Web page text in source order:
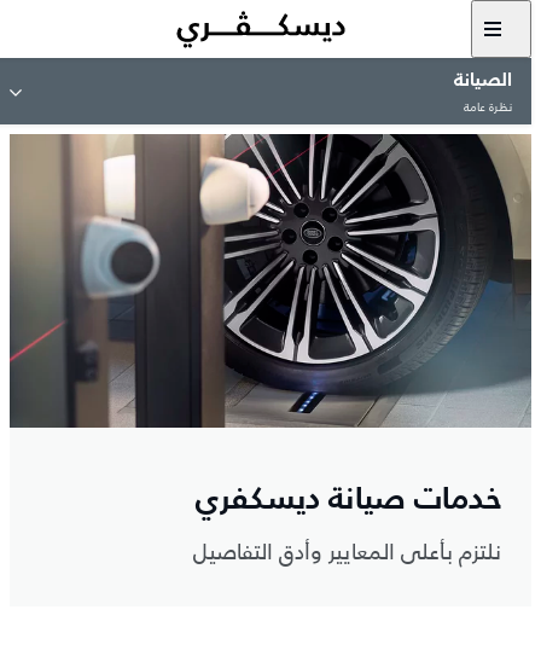
الصيانة
نظرة عامة
خدمات صيانة ديسكفري
نلتزم بأعلى المعايير وأدق التفاصيل